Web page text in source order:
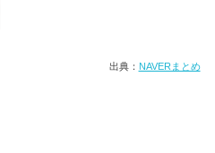
出典： NAVERまとめ